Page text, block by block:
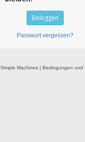
Passwort vergessen?
Simple Machines | Bedingungen und